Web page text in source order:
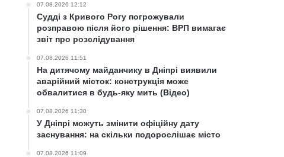
07.08.2026 12:12
Судді з Кривого Рогу погрожували
розправою після його рішення: ВРП вимагає
звіт про розслідування
07.08.2026 11:51
На дитячому майданчику в Дніпрі виявили
аварійний місток: конструкція може
обвалитися в будь-яку мить (Відео)
07.08.2026 11:30
У Дніпрі можуть змінити офіційну дату
заснування: на скільки подорослішає місто
07.08.2026 11:09